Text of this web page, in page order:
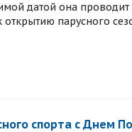
датой она
открытию парусного
спорта с Днем